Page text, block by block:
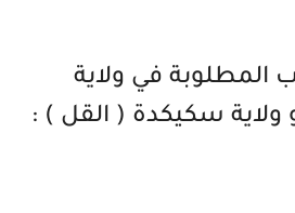
المطلوبة في ولاية
ولاية سكيكدة ( القل ) :